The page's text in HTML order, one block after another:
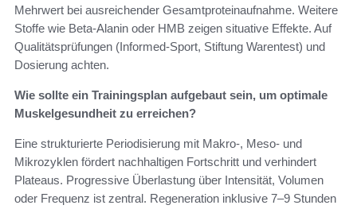
Mehrwert bei ausreichender Gesamtproteinaufnahme. Weitere
Stoffe wie Beta-Alanin oder HMB zeigen situative Effekte. Auf
Qualitätsprüfungen (Informed-Sport, Stiftung Warentest) und
Dosierung achten.
Wie sollte ein Trainingsplan aufgebaut sein, um optimale
Muskelgesundheit zu erreichen?
Eine strukturierte Periodisierung mit Makro-, Meso- und
Mikrozyklen fördert nachhaltigen Fortschritt und verhindert
Plateaus. Progressive Überlastung über Intensität, Volumen
oder Frequenz ist zentral. Regeneration inklusive 7–9 Stunden